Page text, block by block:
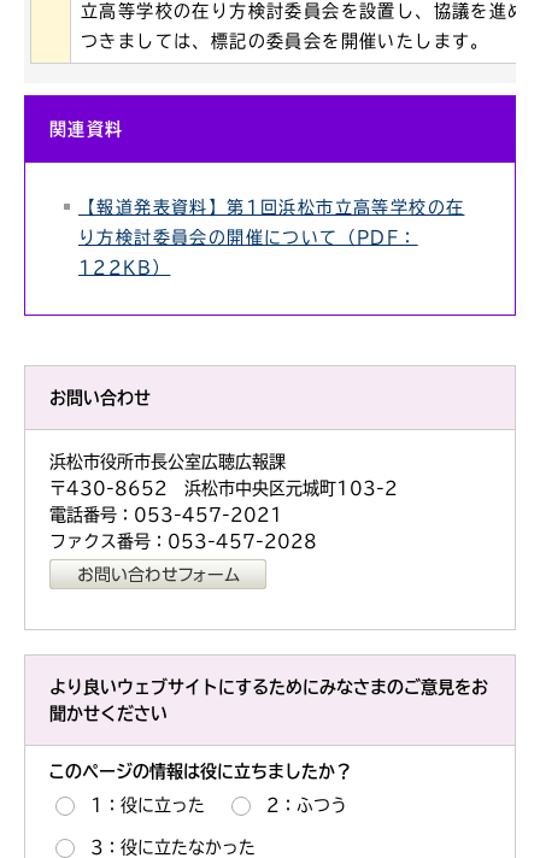
立高等学校の在り方検討委員会を設置し、協議を進め
つきましては、標記の委員会を開催いたします。
関連資料
【報道発表資料】第1回浜松市立高等学校の在
り方検討委員会の開催について（PDF：
122KB）
お問い合わせ
浜松市役所市長公室広聴広報課
〒430-8652 浜松市中央区元城町103-2
電話番号：053-457-2021
ファクス番号：053-457-2028
より良いウェブサイトにするためにみなさまのご意見をお
聞かせください
このページの情報は役に立ちましたか？
1：役に立った 2：ふつう
3：役に立たなかった